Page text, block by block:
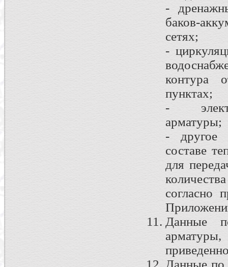
-
баков-
сетях;
-
контура
пунктах;
-
арматуры;
- другое
составе
для
согласно
Данные
Данные по